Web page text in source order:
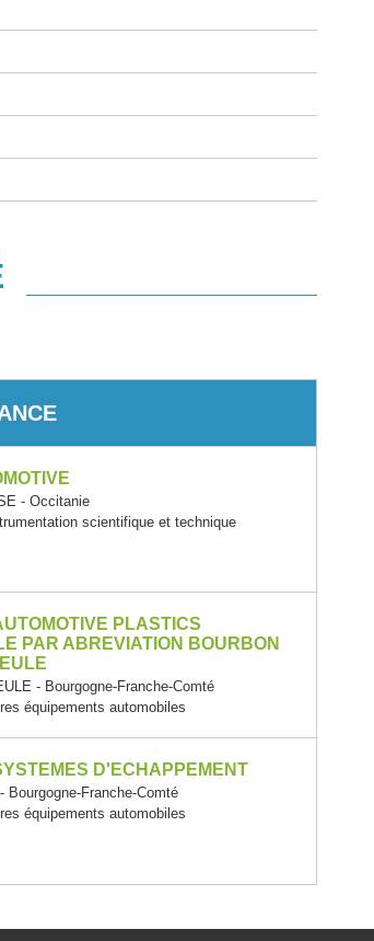
- Occitanie
scientifique et technique
PLASTICS
PAR ABREVIATION BOURBON
- Bourgogne-Franche-Comté
équipements automobiles
D'ECHAPPEMENT
Bourgogne-Franche-Comté
équipements automobiles